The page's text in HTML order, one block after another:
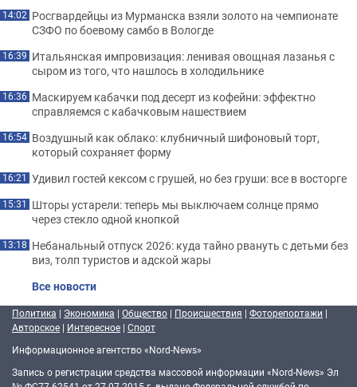
14:02 Росгвардейцы из Мурманска взяли золото на чемпионате
СЗФО по боевому самбо в Вологде
16:39 Итальянская импровизация: ленивая овощная лазанья с
сыром из того, что нашлось в холодильнике
16:36 Маскируем кабачки под десерт из кофейни: эффектно
справляемся с кабачковым нашествием
16:54 Воздушный как облако: клубничный шифоновый торт,
который сохраняет форму
16:21 Удивил гостей кексом с грушей, но без груши: все в восторге
15:31 Шторы устарели: теперь мы выключаем солнце прямо
через стекло одной кнопкой
13:18 Небанальный отпуск 2026: куда тайно рвануть с детьми без
виз, толп туристов и адской жары
Все новости
Политика | Экономика | Общество | Происшествия | Фоторепортажи |
Авторское | Интересное | Спорт
Информационное агентство «Nord-News»
Запись о регистрации средства массовой информации «Nord-News» Эл